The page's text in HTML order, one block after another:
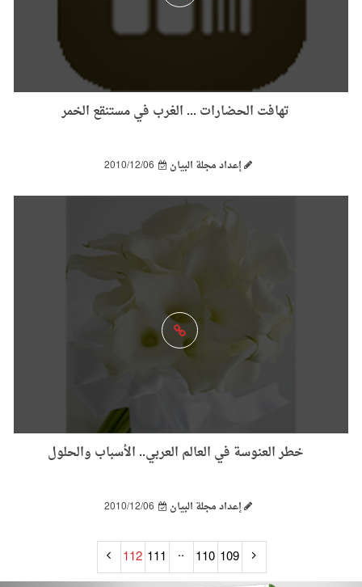
تهافت الحضارات ... الغرب في مستنقع الخمر
إعداد مجلة البيان 2010/12/06
خطر العنوسة في العالم العربي.. الأسباب والحلول
إعداد مجلة البيان 2010/12/06
109
110
..
111
112